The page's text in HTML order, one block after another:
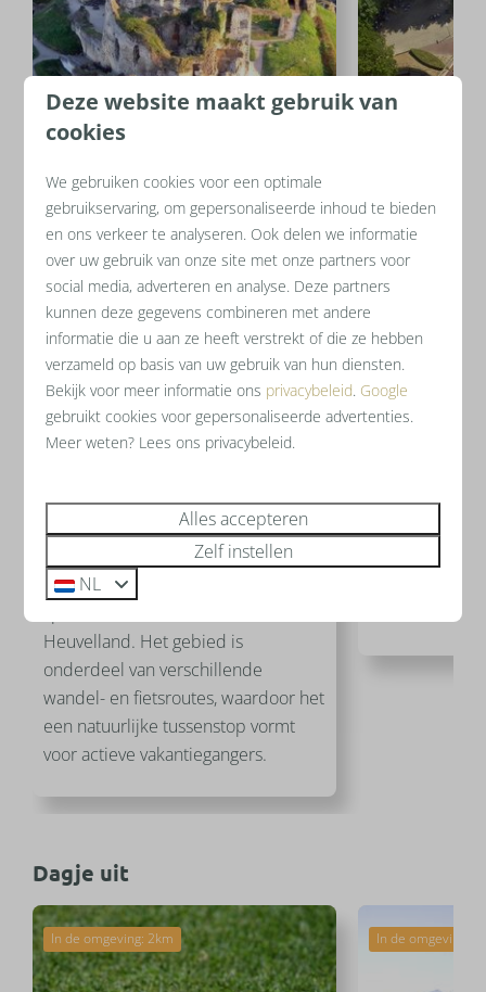
Kasteelruïne
Fluweelengrot
De ruïne, gelegen op een
strategische heuvelrug in
Valkenburg, speelde eeuwenlang
een belangrijke rol in de
verdediging van de regio. De
prachtig natuurgebied met oude
bossen en glooiende weilanden.
Wandelpaden leiden bezoekers
langs de ruïne en bieden
Heuvelland. Het gebied is
onderdeel van verschillende
wandel- en fietsroutes, waardoor het
een natuurlijke tussenstop vormt
voor actieve vakantiegangers.
Resort Mooi
Europa's
locaties
raken
staan. Dit
vormt niet
culturen en
Dagje uit
In de omgeving: 2km In de omgeving:
Deze website maakt gebruik van
cookies
We gebruiken cookies voor een optimale
gebruikservaring, om gepersonaliseerde inhoud te bieden
en ons verkeer te analyseren. Ook delen we informatie
over uw gebruik van onze site met onze partners voor
social media, adverteren en analyse. Deze partners
kunnen deze gegevens combineren met andere
informatie die u aan ze heeft verstrekt of die ze hebben
verzameld op basis van uw gebruik van hun diensten.
Bekijk voor meer informatie ons privacybeleid. Google
gebruikt cookies voor gepersonaliseerde advertenties.
Meer weten? Lees ons privacybeleid.
Alles accepteren
Zelf instellen
NL